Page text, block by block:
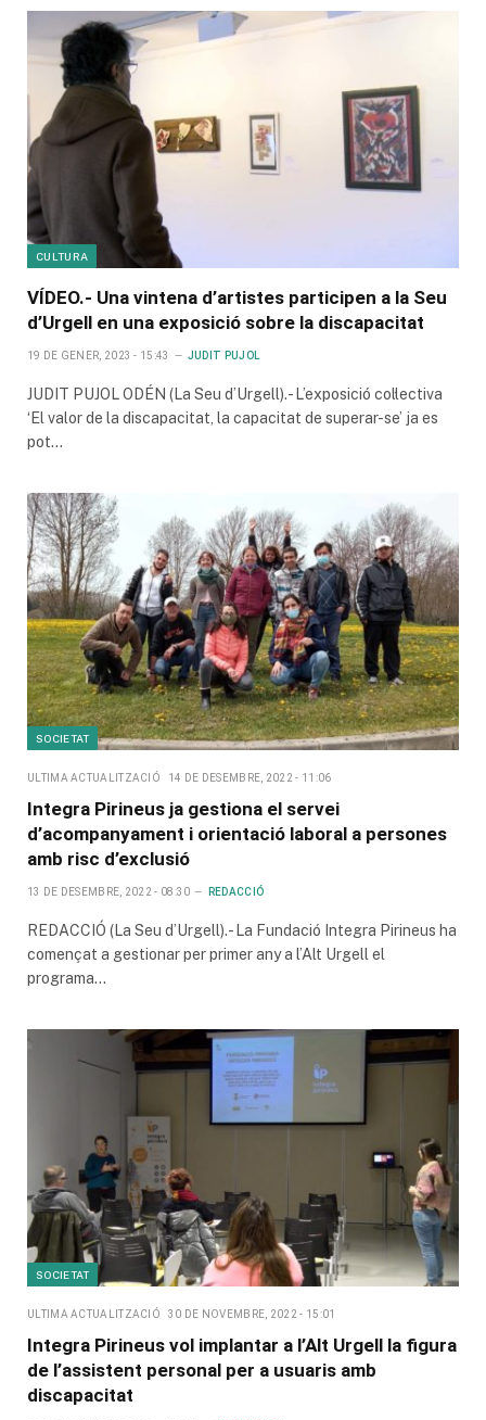
CULTURA
VÍDEO.- Una vintena d’artistes participen a la Seu
d’Urgell en una exposició sobre la discapacitat
19 DE GENER, 2023 - 15:43 JUDIT PUJOL
JUDIT PUJOL ODÉN (La Seu d’Urgell).- L’exposició col·lectiva
‘El valor de la discapacitat, la capacitat de superar-se’ ja es
pot…
SOCIETAT
ULTIMA ACTUALITZACIÓ 14 DE DESEMBRE, 2022 - 11:06
Integra Pirineus ja gestiona el servei
d’acompanyament i orientació laboral a persones
amb risc d’exclusió
13 DE DESEMBRE, 2022 - 08:30 REDACCIÓ
REDACCIÓ (La Seu d’Urgell).- La Fundació Integra Pirineus ha
començat a gestionar per primer any a l’Alt Urgell el
programa…
SOCIETAT
ULTIMA ACTUALITZACIÓ 30 DE NOVEMBRE, 2022 - 15:01
Integra Pirineus vol implantar a l’Alt Urgell la figura
de l’assistent personal per a usuaris amb
discapacitat